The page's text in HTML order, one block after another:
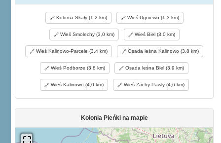
Kolonia Skały (1,2 km) Wieś Ugniewo (1,3 km)
Wieś Smolechy (3,0 km) Wieś Biel (3,0 km)
Wieś Kalinowo-Parcele (3,4 km) Osada leśna Kalinowo (3,8 km)
Wieś Podborze (3,8 km) Osada leśna Biel (3,9 km)
Wieś Kalinowo (4,0 km) Wieś Żachy-Pawły (4,6 km)
Kolonia Pieńki na mapie